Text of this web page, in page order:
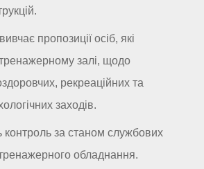
пропозиції осіб, які
залі, щодо
рекреаційних та
заходів.
за станом службових
обладнання.